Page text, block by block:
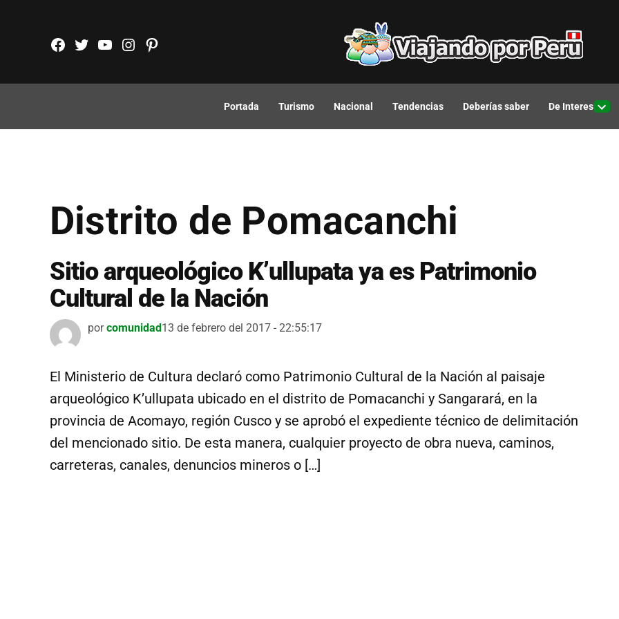
contenido
FB TW YouTubeInstagram
Pinterest
Portada Turismo Nacional Tendencias Deberías saber De Interes
Distrito de Pomacanchi
Sitio arqueológico K’ullupata ya es Patrimonio
Cultural de la Nación
por comunidad13 de febrero del 2017 - 22:55:17
El Ministerio de Cultura declaró como Patrimonio Cultural de la Nación al paisaje
arqueológico K’ullupata ubicado en el distrito de Pomacanchi y Sangarará, en la
provincia de Acomayo, región Cusco y se aprobó el expediente técnico de delimitación
del mencionado sitio. De esta manera, cualquier proyecto de obra nueva, caminos,
carreteras, canales, denuncios mineros o […]